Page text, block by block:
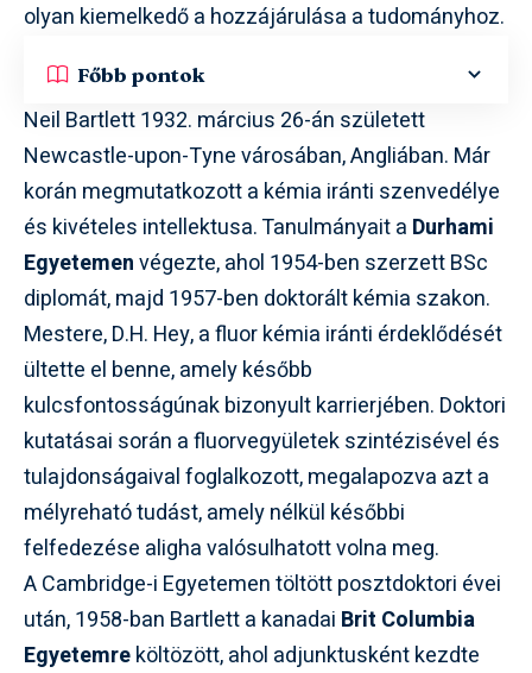
olyan kiemelkedő a hozzájárulása a tudományhoz.
Főbb pontok
Neil Bartlett 1932. március 26-án született
Newcastle-upon-Tyne városában, Angliában. Már
korán megmutatkozott a kémia iránti szenvedélye
és kivételes intellektusa. Tanulmányait a Durhami
Egyetemenvégezte, ahol 1954-ben szerzett BSc
diplomát, majd 1957-ben doktorált kémia szakon.
Mestere, D.H. Hey, a fluor kémia iránti érdeklődését
ültette el benne, amely később
kulcsfontosságúnak bizonyult karrierjében. Doktori
kutatásai során a fluorvegyületek szintézisével és
tulajdonságaival foglalkozott, megalapozva azt a
mélyreható tudást, amely nélkül későbbi
felfedezése aligha valósulhatott volna meg.
A Cambridge-i Egyetemen töltött posztdoktori évei
után, 1958-ban Bartlett a kanadai Brit Columbia
Egyetemreköltözött, ahol adjunktusként kezdte